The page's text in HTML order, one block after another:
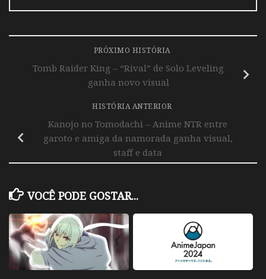
PRÓXIMO HISTÓRIA
Tomb Raider King – “Rival” de Solo Leveling
ganha novo visual
HISTÓRIA ANTERIOR
Kanojo no Tomodachi – Anime NTR entre
garoto e amiga da namorada ganha visual,
staff e data
VOCÊ PODE GOSTAR...